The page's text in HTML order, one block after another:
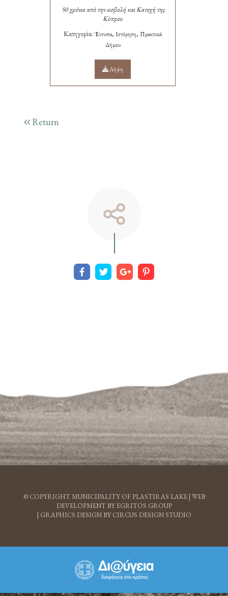
50 χρόνια από την εισβολή και Κατοχή της
Κύπρου
Κατηγορία: Έντυπα, Ιστόρηση, Πρακτικά
Δήμου
Λήψη
Return
© COPYRIGHT MUNICIPALITY OF PLASTIRAS LAKE | WEB
DEVELOPMENT BY EGRITOS GROUP
| GRAPHICS DESIGN BY CIRCUS DESIGN STUDIO